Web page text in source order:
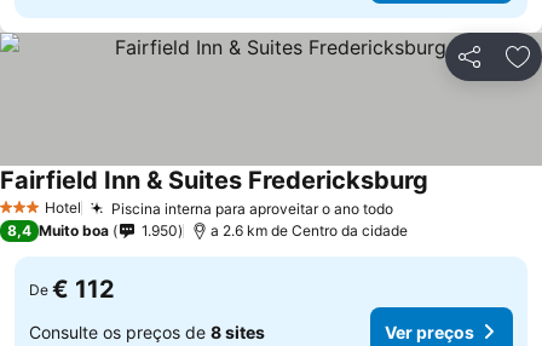
Partilhar
3 EstrelasHotel Piscina interna para aproveitar o ano todo
Fairfield Inn & Suites Fredericksburg
8,4 Muito boa 1.950 a 2.6 km de Centro da cidade
De € 112
Consulte os preços de 8 sites Ver preços